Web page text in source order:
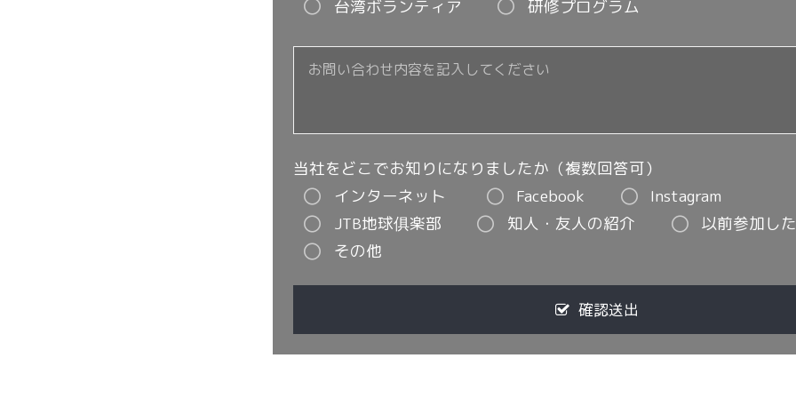
台湾ボランティア
研修プログラム
当社をどこでお知りになりましたか（複数回答可）
インターネット
Facebook
Instagram
JTB地球俱楽部
知人・友人の紹介
以前参加し
その他
確認送出